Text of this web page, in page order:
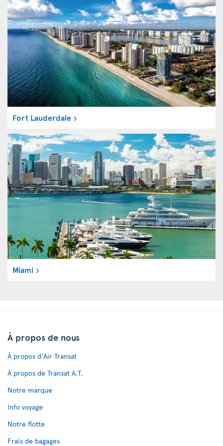
Fort Lauderdale
Miami
À propos de nous
À propos d'Air Transat
À propos de Transat A.T.
Notre marque
Info voyage
Notre flotte
Frais de bagages